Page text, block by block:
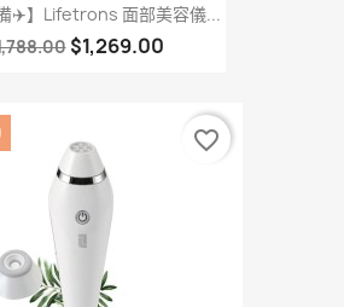
備✈️】Lifetrons 面部美容儀...
$1,269.00
favorite_border